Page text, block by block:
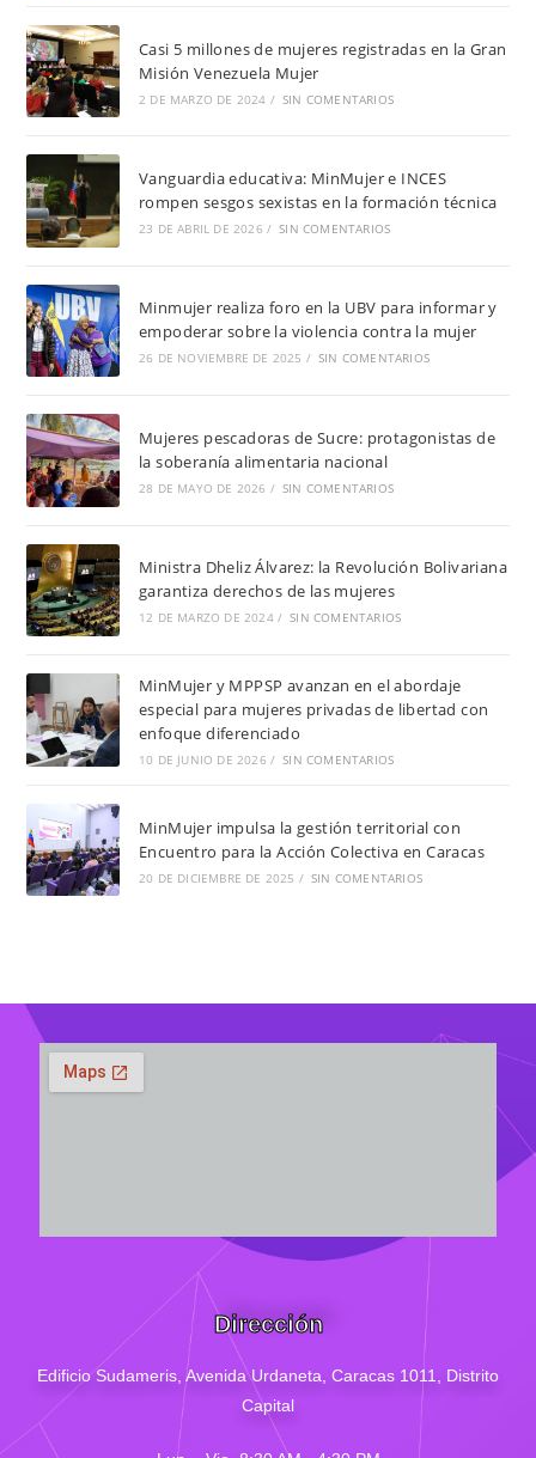
Casi 5 millones de mujeres registradas en la Gran
Misión Venezuela Mujer
2 DE MARZO DE 2024 / SIN COMENTARIOS
Vanguardia educativa: MinMujer e INCES
rompen sesgos sexistas en la formación técnica
23 DE ABRIL DE 2026 / SIN COMENTARIOS
Minmujer realiza foro en la UBV para informar y
empoderar sobre la violencia contra la mujer
26 DE NOVIEMBRE DE 2025 / SIN COMENTARIOS
Mujeres pescadoras de Sucre: protagonistas de
la soberanía alimentaria nacional
28 DE MAYO DE 2026 / SIN COMENTARIOS
Ministra Dheliz Álvarez: la Revolución Bolivariana
garantiza derechos de las mujeres
12 DE MARZO DE 2024 / SIN COMENTARIOS
MinMujer y MPPSP avanzan en el abordaje
especial para mujeres privadas de libertad con
enfoque diferenciado
10 DE JUNIO DE 2026 / SIN COMENTARIOS
MinMujer impulsa la gestión territorial con
Encuentro para la Acción Colectiva en Caracas
20 DE DICIEMBRE DE 2025 / SIN COMENTARIOS
Dirección
Edificio Sudameris, Avenida Urdaneta, Caracas 1011, Distrito
Capital